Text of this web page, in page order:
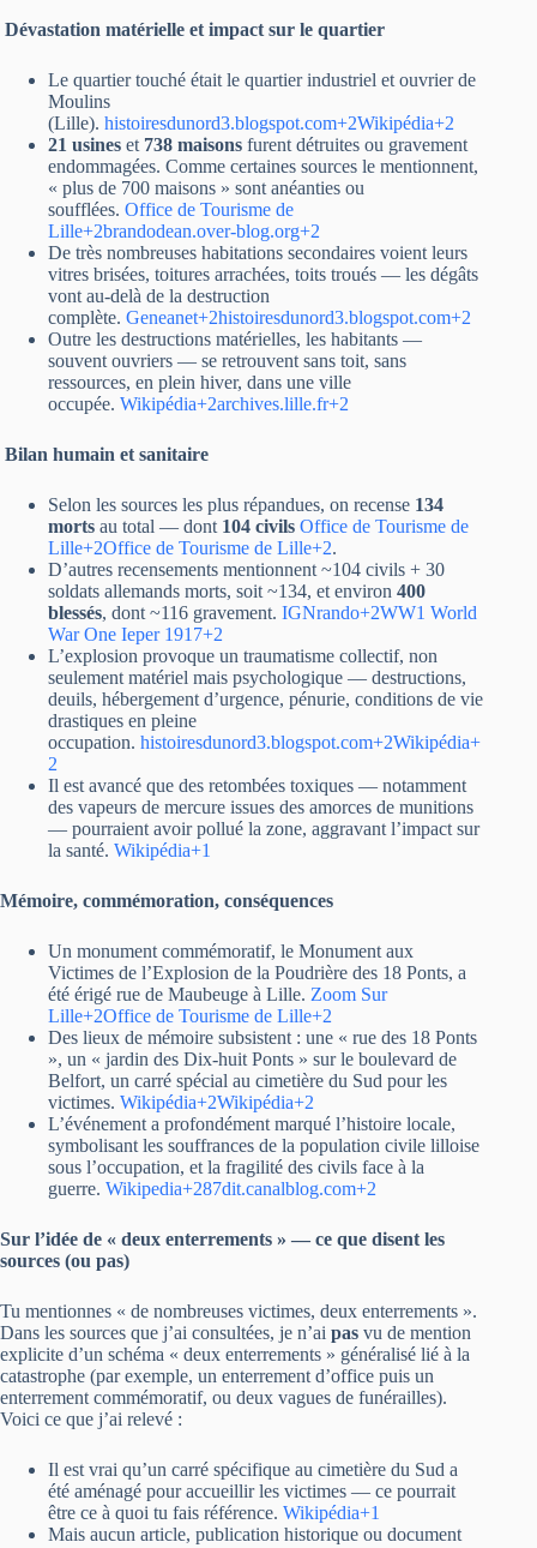
Dévastation matérielle et impact sur le quartier
Le quartier touché était le quartier industriel et ouvrier de
Moulins
(Lille). histoiresdunord3.blogspot.com+2Wikipédia+2
21 usines et 738 maisons furent détruites ou gravement
endommagées. Comme certaines sources le mentionnent,
« plus de 700 maisons » sont anéanties ou
soufflées. Office de Tourisme de
Lille+2brandodean.over-blog.org+2
De très nombreuses habitations secondaires voient leurs
vitres brisées, toitures arrachées, toits troués — les dégâts
vont au-delà de la destruction
complète. Geneanet+2histoiresdunord3.blogspot.com+2
Outre les destructions matérielles, les habitants —
souvent ouvriers — se retrouvent sans toit, sans
ressources, en plein hiver, dans une ville
occupée. Wikipédia+2archives.lille.fr+2
Bilan humain et sanitaire
Selon les sources les plus répandues, on recense 134
morts au total — dont 104 civils Office de Tourisme de
Lille+2Office de Tourisme de Lille+2.
D’autres recensements mentionnent ~104 civils + 30
soldats allemands morts, soit ~134, et environ 400
blessés, dont ~116 gravement. IGNrando+2WW1 World
War One Ieper 1917+2
L’explosion provoque un traumatisme collectif, non
seulement matériel mais psychologique — destructions,
deuils, hébergement d’urgence, pénurie, conditions de vie
drastiques en pleine
occupation. histoiresdunord3.blogspot.com+2Wikipédia+
2
Il est avancé que des retombées toxiques — notamment
des vapeurs de mercure issues des amorces de munitions
— pourraient avoir pollué la zone, aggravant l’impact sur
la santé. Wikipédia+1
Mémoire, commémoration, conséquences
Un monument commémoratif, le Monument aux
Victimes de l’Explosion de la Poudrière des 18 Ponts, a
été érigé rue de Maubeuge à Lille. Zoom Sur
Lille+2Office de Tourisme de Lille+2
Des lieux de mémoire subsistent : une « rue des 18 Ponts
», un « jardin des Dix-huit Ponts » sur le boulevard de
Belfort, un carré spécial au cimetière du Sud pour les
victimes. Wikipédia+2Wikipédia+2
L’événement a profondément marqué l’histoire locale,
symbolisant les souffrances de la population civile lilloise
sous l’occupation, et la fragilité des civils face à la
guerre. Wikipedia+287dit.canalblog.com+2
Sur l’idée de « deux enterrements » — ce que disent les
sources (ou pas)
Tu mentionnes « de nombreuses victimes, deux enterrements ».
Dans les sources que j’ai consultées, je n’ai pas vu de mention
explicite d’un schéma « deux enterrements » généralisé lié à la
catastrophe (par exemple, un enterrement d’office puis un
enterrement commémoratif, ou deux vagues de funérailles).
Voici ce que j’ai relevé :
Il est vrai qu’un carré spécifique au cimetière du Sud a
été aménagé pour accueillir les victimes — ce pourrait
être ce à quoi tu fais référence. Wikipédia+1
Mais aucun article, publication historique ou document